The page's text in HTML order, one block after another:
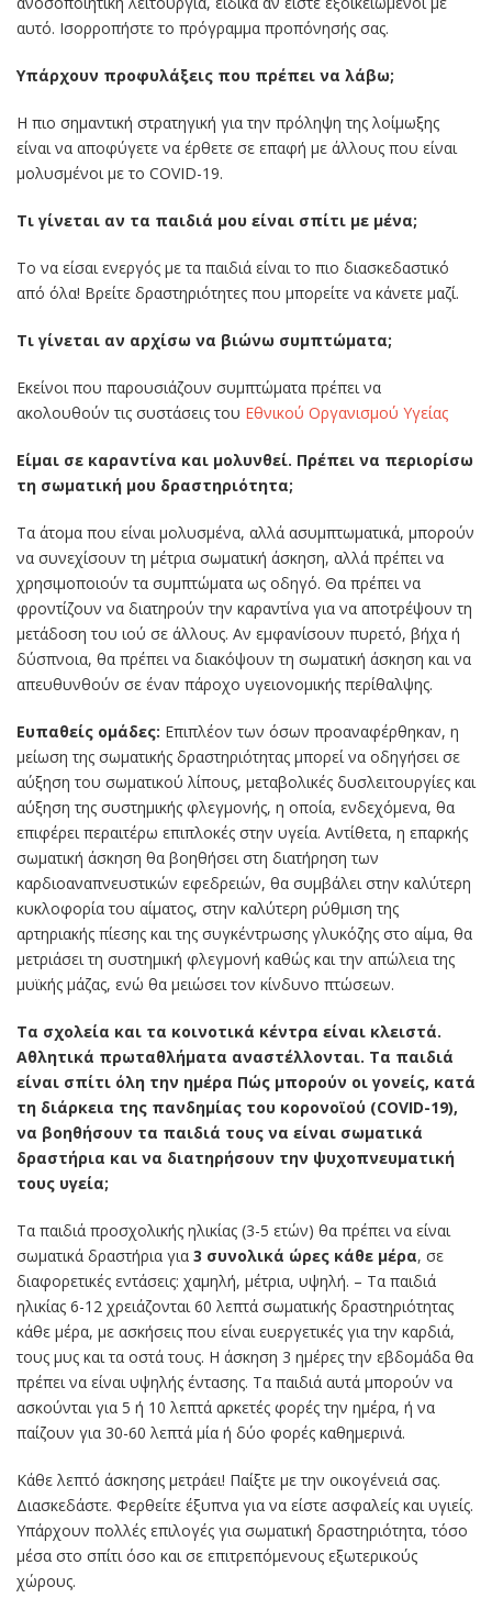
αυτό. Ισορροπήστε το πρόγραμμα προπόνησής σας.
Υπάρχουν προφυλάξεις που πρέπει να λάβω;
Η πιο σημαντική στρατηγική για την πρόληψη της λοίμωξης
είναι να αποφύγετε να έρθετε σε επαφή με άλλους που είναι
μολυσμένοι με το COVID-19.
Τι γίνεται αν τα παιδιά μου είναι σπίτι με μένα;
Το να είσαι ενεργός με τα παιδιά είναι το πιο διασκεδαστικό
από όλα! Βρείτε δραστηριότητες που μπορείτε να κάνετε μαζί.
Τι γίνεται αν αρχίσω να βιώνω συμπτώματα;
Εκείνοι που παρουσιάζουν συμπτώματα πρέπει να
ακολουθούν τις συστάσεις του Εθνικού Οργανισμού Υγείας
Είμαι σε καραντίνα και μολυνθεί. Πρέπει να περιορίσω
τη σωματική μου δραστηριότητα;
Τα άτομα που είναι μολυσμένα, αλλά ασυμπτωματικά, μπορούν
να συνεχίσουν τη μέτρια σωματική άσκηση, αλλά πρέπει να
χρησιμοποιούν τα συμπτώματα ως οδηγό. Θα πρέπει να
φροντίζουν να διατηρούν την καραντίνα για να αποτρέψουν τη
μετάδοση του ιού σε άλλους. Αν εμφανίσουν πυρετό, βήχα ή
δύσπνοια, θα πρέπει να διακόψουν τη σωματική άσκηση και να
απευθυνθούν σε έναν πάροχο υγειονομικής περίθαλψης.
Ευπαθείς ομάδες: Επιπλέον των όσων προαναφέρθηκαν, η
μείωση της σωματικής δραστηριότητας μπορεί να οδηγήσει σε
αύξηση του σωματικού λίπους, μεταβολικές δυσλειτουργίες και
αύξηση της συστημικής φλεγμονής, η οποία, ενδεχόμενα, θα
επιφέρει περαιτέρω επιπλοκές στην υγεία. Αντίθετα, η επαρκής
σωματική άσκηση θα βοηθήσει στη διατήρηση των
καρδιοαναπνευστικών εφεδρειών, θα συμβάλει στην καλύτερη
κυκλοφορία του αίματος, στην καλύτερη ρύθμιση της
αρτηριακής πίεσης και της συγκέντρωσης γλυκόζης στο αίμα, θα
μετριάσει τη συστημική φλεγμονή καθώς και την απώλεια της
μυϊκής μάζας, ενώ θα μειώσει τον κίνδυνο πτώσεων.
Τα σχολεία και τα κοινοτικά κέντρα είναι κλειστά.
Αθλητικά πρωταθλήματα αναστέλλονται. Τα παιδιά
είναι σπίτι όλη την ημέρα Πώς μπορούν οι γονείς, κατά
τη διάρκεια της πανδημίας του κορονοϊού (COVID-19),
να βοηθήσουν τα παιδιά τους να είναι σωματικά
δραστήρια και να διατηρήσουν την ψυχοπνευματική
τους υγεία;
Τα παιδιά προσχολικής ηλικίας (3-5 ετών) θα πρέπει να είναι
σωματικά δραστήρια για 3 συνολικά ώρες κάθε μέρα, σε
διαφορετικές εντάσεις: χαμηλή, μέτρια, υψηλή. – Τα παιδιά
ηλικίας 6-12 χρειάζονται 60 λεπτά σωματικής δραστηριότητας
κάθε μέρα, με ασκήσεις που είναι ευεργετικές για την καρδιά,
τους μυς και τα οστά τους. Η άσκηση 3 ημέρες την εβδομάδα θα
πρέπει να είναι υψηλής έντασης. Τα παιδιά αυτά μπορούν να
ασκούνται για 5 ή 10 λεπτά αρκετές φορές την ημέρα, ή να
παίζουν για 30-60 λεπτά μία ή δύο φορές καθημερινά.
Κάθε λεπτό άσκησης μετράει! Παίξτε με την οικογένειά σας.
Διασκεδάστε. Φερθείτε έξυπνα για να είστε ασφαλείς και υγιείς.
Υπάρχουν πολλές επιλογές για σωματική δραστηριότητα, τόσο
μέσα στο σπίτι όσο και σε επιτρεπόμενους εξωτερικούς
χώρους.